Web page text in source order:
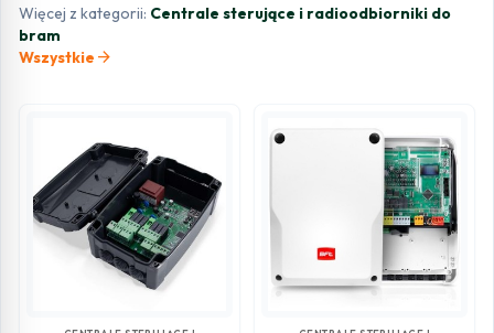
Więcej z kategorii: Centrale sterujące i radioodbiorniki do
bram
Wszystkie arrow_forward